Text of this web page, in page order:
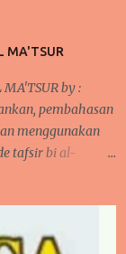
MA'TSUR
MA'TSUR by :
pembahasan
menggunakan
tafsir bi al-
di banyak